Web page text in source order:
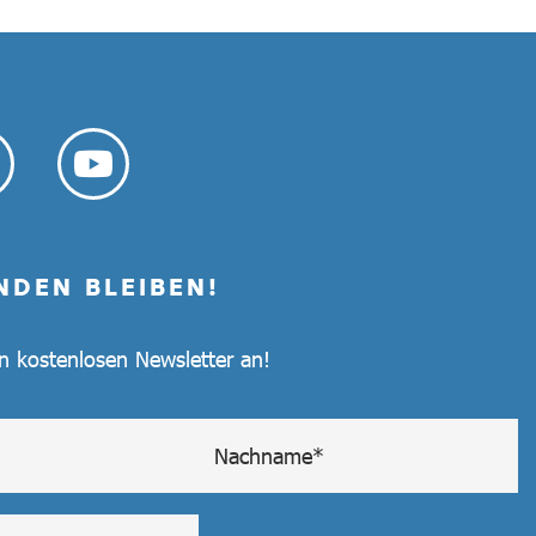
BLEIBEN!
kostenlosen Newsletter an!